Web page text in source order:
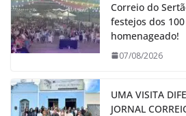
Correio do
festejos dos
homenageado!
07/08/2026
UMA VISITA
JORNAL